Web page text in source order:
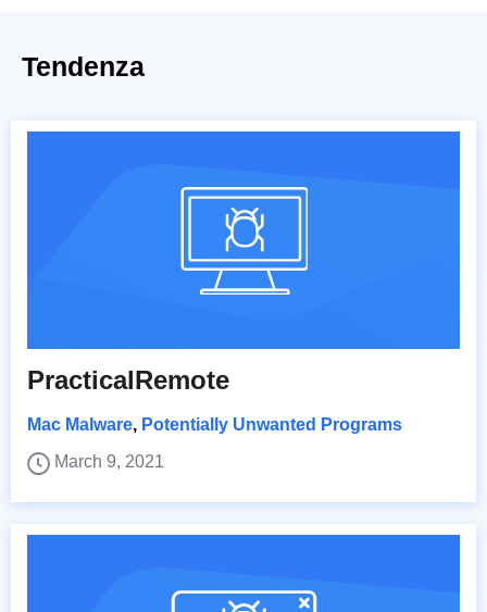
Tendenza
PracticalRemote
Mac Malware, Potentially Unwanted Programs
March 9, 2021